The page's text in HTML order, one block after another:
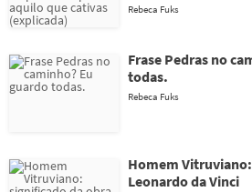
Rebeca Fuks
Frase Pedras no
todas.
Rebeca Fuks
Homem
Leonardo da Vinci